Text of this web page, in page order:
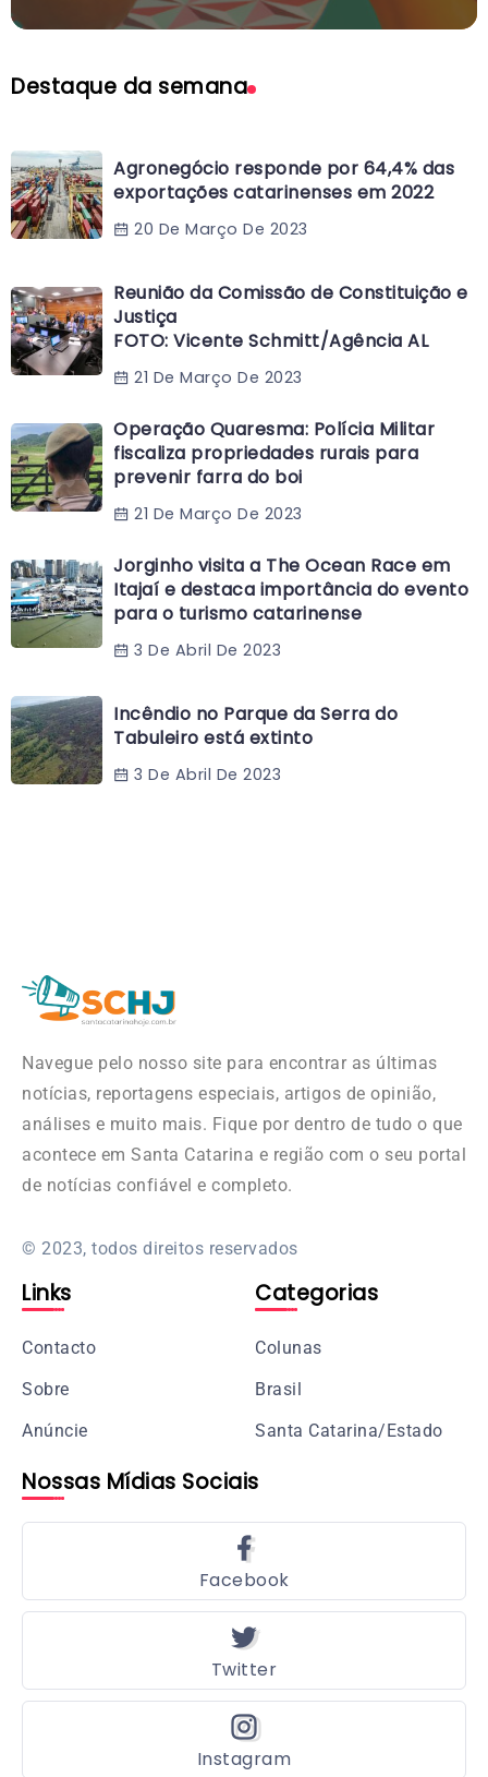
Destaque da semana
Agronegócio responde por 64,4% das
exportações catarinenses em 2022
20 De Março De 2023
Reunião da Comissão de Constituição e
Justiça
FOTO: Vicente Schmitt/Agência AL
21 De Março De 2023
Operação Quaresma: Polícia Militar
fiscaliza propriedades rurais para
prevenir farra do boi
21 De Março De 2023
Jorginho visita a The Ocean Race em
Itajaí e destaca importância do evento
para o turismo catarinense
3 De Abril De 2023
Incêndio no Parque da Serra do
Tabuleiro está extinto
3 De Abril De 2023
Navegue pelo nosso site para encontrar as últimas
notícias, reportagens especiais, artigos de opinião,
análises e muito mais. Fique por dentro de tudo o que
acontece em Santa Catarina e região com o seu portal
de notícias confiável e completo.
© 2023, todos direitos reservados
Links
Contacto
Sobre
Anúncie
Categorias
Colunas
Brasil
Santa Catarina/Estado
Nossas Mídias Sociais
Facebook
Twitter
Instagram